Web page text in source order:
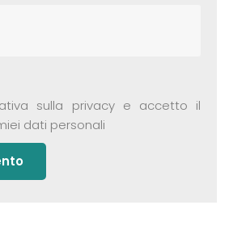
sulla privacye accetto il
dati personali